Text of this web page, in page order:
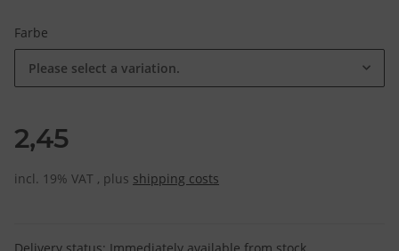
Farbe
Please select a variation.
2,45
incl. 19% VAT , plus shipping costs